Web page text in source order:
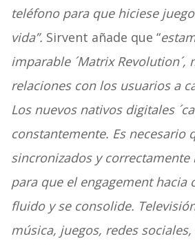
teléfono para que hiciese
vida”. Sirvent añade que “
imparable ´Matrix Revolution´,
relaciones con los usuarios a
Los nuevos nativos digitales
constantemente. Es necesario
sincronizados y
para que el engagement hacia
fluido y se consolide.
música, juegos, redes